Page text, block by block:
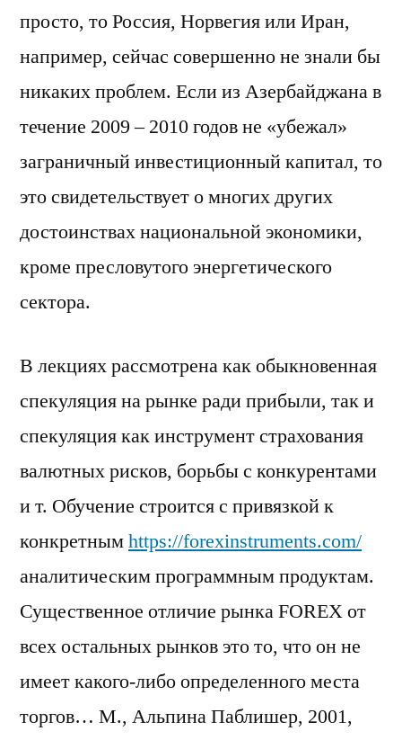
просто, то Россия, Норвегия или Иран,
например, сейчас совершенно не знали бы
никаких проблем. Если из Азербайджана в
течение 2009 – 2010 годов не «убежал»
заграничный инвестиционный капитал, то
это свидетельствует о многих других
достоинствах национальной экономики,
кроме пресловутого энергетического
сектора.
В лекциях рассмотрена как обыкновенная
спекуляция на рынке ради прибыли, так и
спекуляция как инструмент страхования
валютных рисков, борьбы с конкурентами
и т. Обучение строится с привязкой к
конкретнымhttps://forexinstruments.com/
аналитическим программным продуктам.
Существенное отличие рынка FOREX от
всех остальных рынков это то, что он не
имеет какого-либо определенного места
торгов… М., Альпина Паблишер, 2001,